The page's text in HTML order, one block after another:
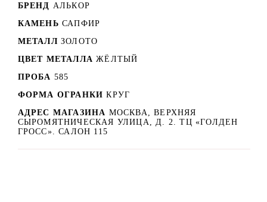
БРЕНД АЛЬКОР
КАМЕНЬ САПФИР
МЕТАЛЛ ЗОЛОТО
ЦВЕТ МЕТАЛЛА ЖЁЛТЫЙ
ПРОБА 585
ФОРМА ОГРАНКИ КРУГ
АДРЕС МАГАЗИНА МОСКВА, ВЕРХНЯЯ
СЫРОМЯТНИЧЕСКАЯ УЛИЦА, Д. 2. ТЦ «ГОЛДЕН
ГРОСС». САЛОН 115